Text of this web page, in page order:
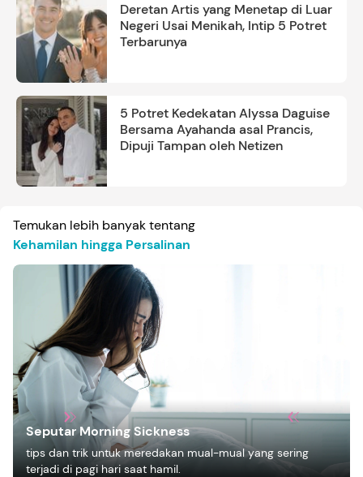
Deretan Artis yang Menetap di Luar
Negeri Usai Menikah, Intip 5 Potret
Terbarunya
5 Potret Kedekatan Alyssa Daguise
Bersama Ayahanda asal Prancis,
Dipuji Tampan oleh Netizen
Temukan lebih banyak tentang
Kehamilan hingga Persalinan
Seputar Morning Sickness
tips dan trik untuk meredakan mual-mual yang sering
terjadi di pagi hari saat hamil.